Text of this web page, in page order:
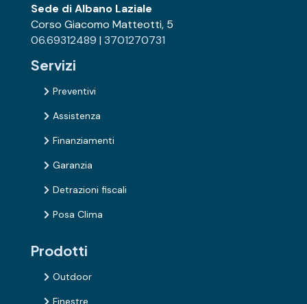
Sede di Albano Laziale
Corso Giacomo Matteotti, 5
06.69312489 | 3701270731
Servizi
 Preventivi
 Assistenza
 Finanziamenti
 Garanzia
 Detrazioni fiscali
 Posa Clima
Prodotti
 Outdoor
 Finestre